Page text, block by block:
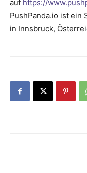
auf https://
PushPanda.io ist ein
in Innsbruck,